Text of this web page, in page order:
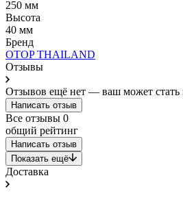
250 мм
Высота
40 мм
Бренд
OTOP THAILAND
Отзывы
Отзывов ещё нет — ваш может стать
Написать отзыв
Все отзывы 0
общий рейтинг
Написать отзыв
Показать ещё
Доставка